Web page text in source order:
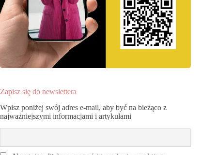
Zapisz się do newslettera
Wpisz poniżej swój adres e-mail, aby być na bieżąco z
najważniejszymi informacjami i artykułami